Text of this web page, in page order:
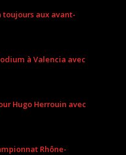
toujours aux avant-
à Valencia avec
Hugo Herrouin avec
Rhône-